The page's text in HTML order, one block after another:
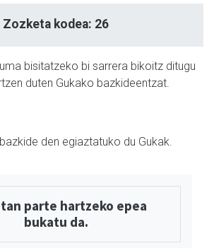
Zozketa kodea: 26
bisitatzeko bi sarrera bikoitz ditugu
duten Gukako bazkideentzat.
den egiaztatuko du Gukak.
parte hartzeko epea
bukatu da.